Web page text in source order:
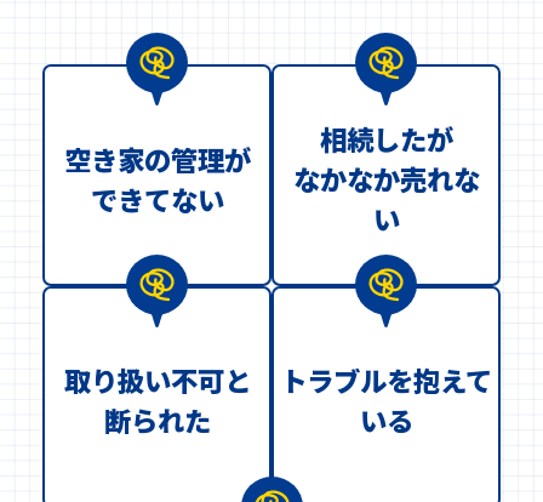
空き家の管理が
できてない
相続したが
なかなか売れな
い
取り扱い不可と
断られた
トラブルを抱えて
いる